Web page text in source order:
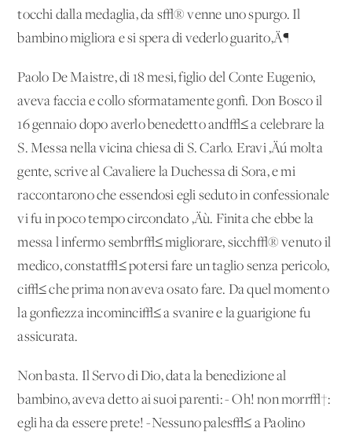
tocchi dalla medaglia, da s√® venne uno spurgo. Il
bambino migliora e si spera di vederlo guarito‚Ä¶
Paolo De Maistre, di 18 mesi, figlio del Conte Eugenio,
aveva faccia e collo sformatamente gonfi. Don Bosco il
16 gennaio dopo averlo benedetto and√≤ a celebrare la
S. Messa nella vicina chiesa di S. Carlo. Eravi ‚Äú molta
gente, scrive al Cavaliere la Duchessa di Sora, e mi
raccontarono che essendosi egli seduto in confessionale
vi fu in poco tempo circondato ‚Äù. Finita che ebbe la
messa l'infermo sembr√≤ migliorare, sicch√® venuto il
medico, constat√≤ potersi fare un taglio senza pericolo,
ci√≤ che prima non aveva osato fare. Da quel momento
la gonfiezza incominci√≤ a svanire e la guarigione fu
assicurata.
Non basta. Il Servo di Dio, data la benedizione al
bambino, aveva detto ai suoi parenti: - Oh! non morr√†:
egli ha da essere prete! -Nessuno pales√≤ a Paolino